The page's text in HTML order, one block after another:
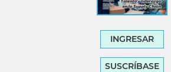
INGRESAR
SUSCRÍBASE